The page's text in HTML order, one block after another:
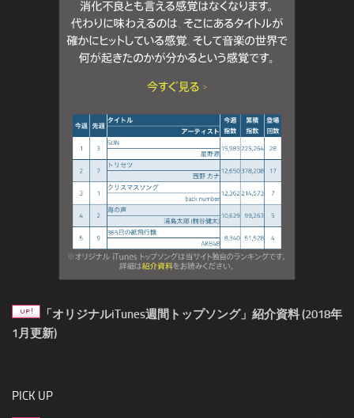
「オリジナルiTunes週間トップソング」紹介資料 (2018年
1月更新)
PICK UP